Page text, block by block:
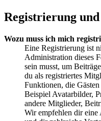
Registrierung
Wozu muss ich mich
Eine Registrierung ist
Administration dieses
sein musst, um
du als registriertes
Funktionen, die
Beispiel Avatarbilder,
andere Mitglieder,
Wir empfehlen dir eine